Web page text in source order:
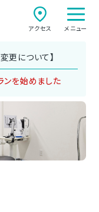
メニュー
アクセス
更について】
ンを始めました